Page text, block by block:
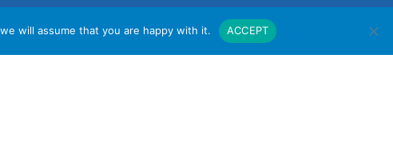
will assume that you are happy with it.
ACCEPT